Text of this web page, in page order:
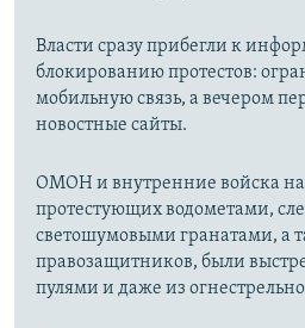
Власти сразу прибегли к
блокированию протестов:
мобильную связь, а вечером
новостные сайты.
ОМОН и внутренние войска
протестующих водометами,
светошумовыми гранатами, а
правозащитников, были
пулями и даже из